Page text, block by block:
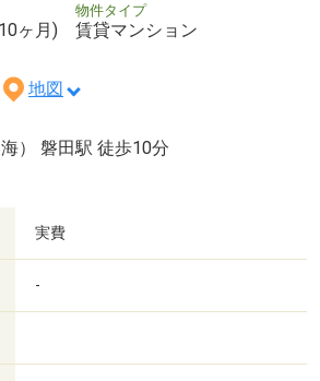
ヶ月)
物件タイプ
賃貸マンション
地図
） 磐田駅 徒歩10分
実費
-